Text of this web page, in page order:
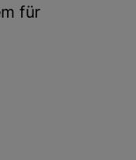
für